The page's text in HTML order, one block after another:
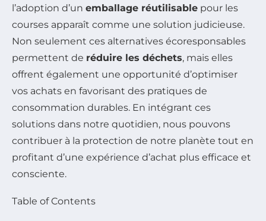
l’adoption d’un emballage réutilisable pour les
courses apparaît comme une solution judicieuse.
Non seulement ces alternatives écoresponsables
permettent de réduire les déchets, mais elles
offrent également une opportunité d’optimiser
vos achats en favorisant des pratiques de
consommation durables. En intégrant ces
solutions dans notre quotidien, nous pouvons
contribuer à la protection de notre planète tout en
profitant d’une expérience d’achat plus efficace et
consciente.
Table of Contents